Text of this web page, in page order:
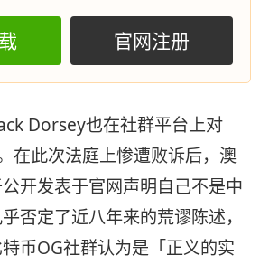
官网注册
Dorsey也在社群平台上对
在此次法庭上惨遭败诉后，澳
开发表于官网声明自己不是中
否定了近八年来的荒谬陈述，
币OG社群认为是「正义的实